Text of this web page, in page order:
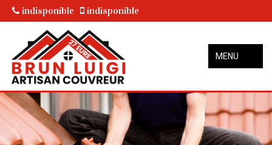
indisponible indisponible
MENU